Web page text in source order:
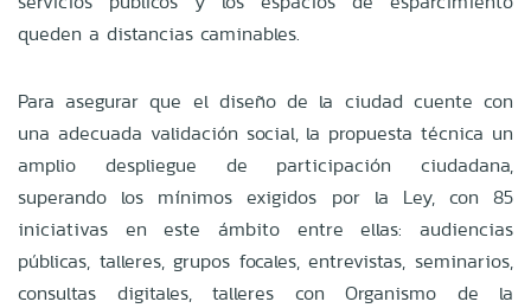
queden a distancias caminables.
Para asegurar que el diseño de la ciudad cuente con
una adecuada validación social, la propuesta técnica un
amplio despliegue de participación ciudadana,
superando los mínimos exigidos por la Ley, con 85
iniciativas en este ámbito entre ellas: audiencias
públicas, talleres, grupos focales, entrevistas, seminarios,
consultas digitales, talleres con Organismo de la